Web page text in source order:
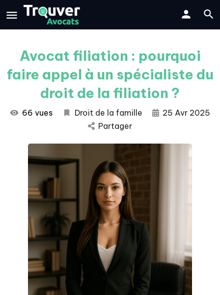
Avocat filiation : pourquoi
faire appel à un spécialiste du
droit de la filiation ?
66 vues Droit de la famille
25 Avr 2025
Partager